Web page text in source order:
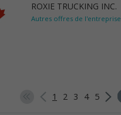
ROXIE TRUCKING INC.
Autres offres de l'entreprise
1 2 3 4 5